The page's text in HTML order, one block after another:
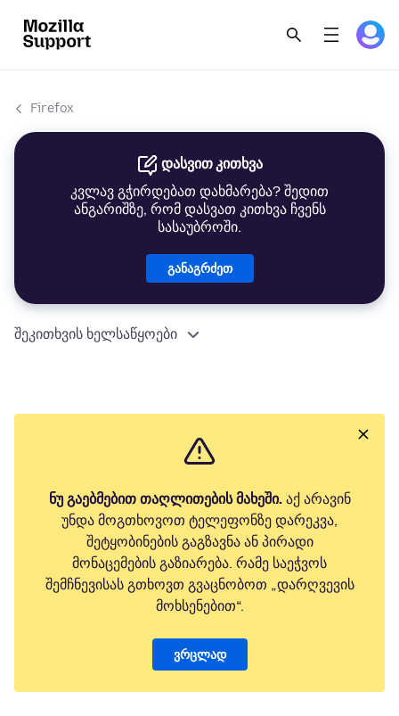
Firefox
დასვით კითხვა
კვლავ გჭირდებათ დახმარება? შედით
ანგარიშზე, რომ დასვათ კითხვა ჩვენს
სასაუბროში.
განაგრძეთ
შეკითხვის ხელსაწყოები
ნუ გაებმებით თაღლითების მახეში.აქ არავინ
უნდა მოგთხოვოთ ტელეფონზე დარეკვა,
შეტყობინების გაგზავნა ან პირადი
მონაცემების გაზიარება. რამე საეჭვოს
შემჩნევისას გთხოვთ გვაცნობოთ „დარღვევის
მოხსენებით“.
ვრცლად